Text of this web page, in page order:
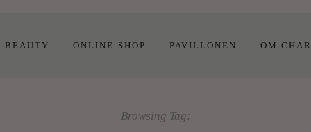
BEAUTY ONLINE-SHOP PAVILLONEN OM
Browsing Tag: